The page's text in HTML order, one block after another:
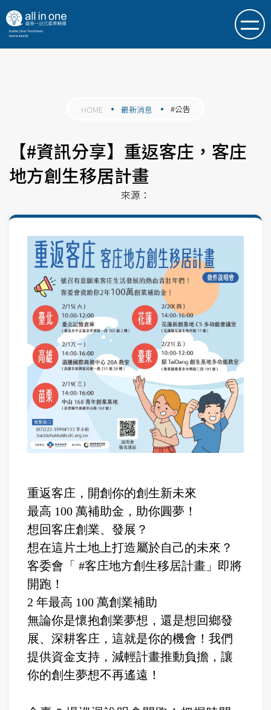
HOME 最新消息 #公告
【#資訊分享】重返客庄，客庄
地方創生移居計畫
來源：
重返客庄，開創你的創生新未來
最高 100 萬補助金，助你圓夢！
想回客庄創業、發展？
想在這片土地上打造屬於自己的未來？
客委會「 #客庄地方創生移居計畫」即將
開跑！
2 年最高 100 萬創業補助
無論你是懷抱創業夢想，還是想回鄉發
展、深耕客庄，這就是你的機會！我們
提供資金支持，減輕計畫推動負擔，讓
你的創生夢想不再遙遠！